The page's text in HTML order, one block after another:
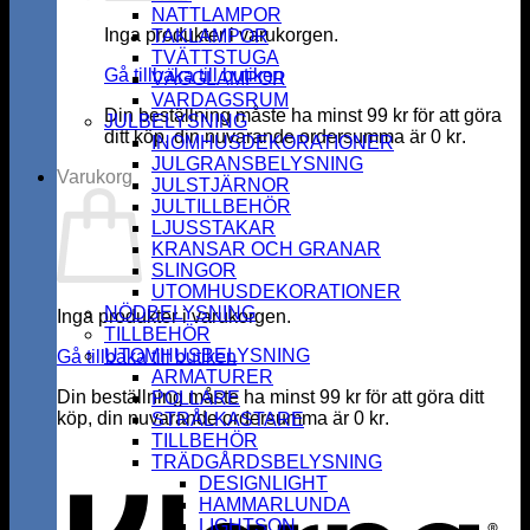
Inga produkter i varukorgen.
Gå tillbaka till butiken
Din beställning måste ha minst99 kr för att göra
ditt köp, din nuvarande ordersumma är 0 kr.
Varukorg
Inga produkter i varukorgen.
Gå tillbaka till butiken
Din beställning måste ha minst99 kr för att göra ditt
köp, din nuvarande ordersumma är 0 kr.
NATTLAMPOR
TAKLAMPOR
TVÄTTSTUGA
VÄGGLAMPOR
VARDAGSRUM
JULBELYSNING
INOMHUSDEKORATIONER
JULGRANSBELYSNING
JULSTJÄRNOR
JULTILLBEHÖR
LJUSSTAKAR
KRANSAR OCH GRANAR
SLINGOR
UTOMHUSDEKORATIONER
NÖDBELYSNING
TILLBEHÖR
UTOMHUSBELYSNING
ARMATURER
POLLARE
STRÅLKASTARE
TILLBEHÖR
TRÄDGÅRDSBELYSNING
DESIGNLIGHT
HAMMARLUNDA
LIGHTSON